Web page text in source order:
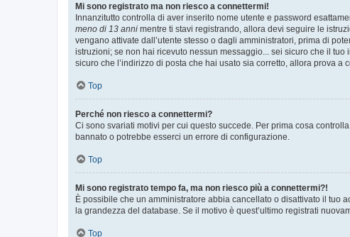
Mi sono registrato ma non riesco a connettermi!
Innanzitutto controlla di aver inserito nome utente e password
meno di 13 anni mentre ti stavi registrando, allora devi seguire le
vengano attivate dall’utente stesso o dagli amministratori, prima di
istruzioni; se non hai ricevuto nessun messaggio... sei sicuro che il
sicuro che l’indirizzo di posta che hai usato sia corretto, allora prova a
Top
Perché non riesco a connettermi?
Ci sono svariati motivi per cui questo succede. Per prima cosa
bannato o potrebbe esserci un errore di configurazione.
Top
Mi sono registrato tempo fa, ma non riesco più a connettermi?!
È possibile che un amministratore abbia cancellato o disattivato il tuo
la grandezza del database. Se il motivo è quest’ultimo registrati
Top